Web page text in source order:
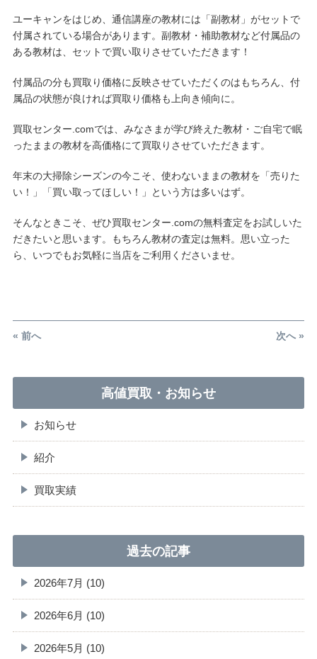
ユーキャンをはじめ、通信講座の教材には「副教材」がセットで
付属されている場合があります。副教材・補助教材など付属品の
ある教材は、セットで買い取りさせていただきます！
付属品の分も買取り価格に反映させていただくのはもちろん、付
属品の状態が良ければ買取り価格も上向き傾向に。
買取センター.comでは、みなさまが学び終えた教材・ご自宅で眠
ったままの教材を高価格にて買取りさせていただきます。
年末の大掃除シーズンの今こそ、使わないままの教材を「売りた
い！」「買い取ってほしい！」という方は多いはず。
そんなときこそ、ぜひ買取センター.comの無料査定をお試しいた
だきたいと思います。もちろん教材の査定は無料。思い立った
ら、いつでもお気軽に当店をご利用くださいませ。
« 前へ 次へ »
高値買取・お知らせ
お知らせ
紹介
買取実績
過去の記事
2026年7月 (10)
2026年6月 (10)
2026年5月 (10)